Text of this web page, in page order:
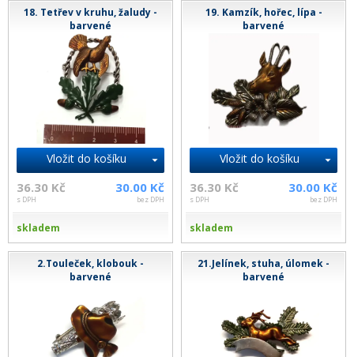
18. Tetřev v kruhu, žaludy -
barvené
Vložit do košíku
36.30 Kč
s DPH
30.00 Kč
bez DPH
skladem
19. Kamzík, hořec, lípa -
barvené
Vložit do košíku
36.30 Kč
s DPH
30.00 Kč
bez DPH
skladem
2.Touleček, klobouk -
barvené
21.Jelínek, stuha, úlomek -
barvené